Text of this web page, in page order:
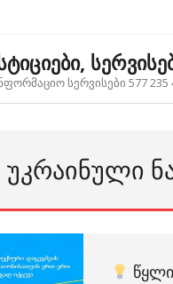
სერვისები 577 235
ᲣᲙᲠᲐᲘᲜᲣᲚᲘ